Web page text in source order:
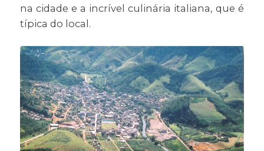
na cidade e a incrível culinária italiana, que é
típica do local.